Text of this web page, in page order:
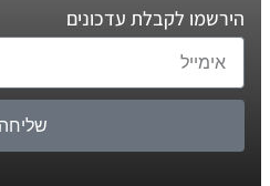
הירשמו לקבלת עדכונים
שליחה